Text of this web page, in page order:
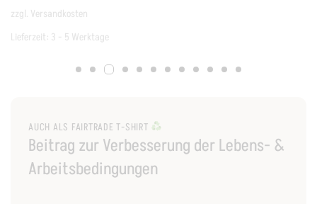
zzgl. Versandkosten
Lieferzeit: 3 - 5 Werktage
AUCH ALS FAIRTRADE T-SHIRT
Beitrag zur Verbesserung der Lebens- &
Arbeitsbedingungen